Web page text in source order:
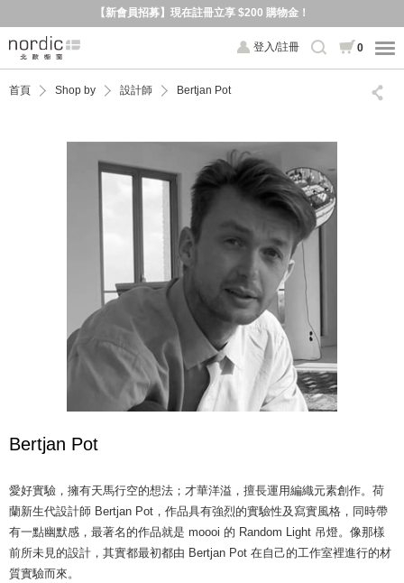
【新會員招募】現在註冊立享 $200 購物金！
登入/註冊 0
首頁 Shop by 設計師 Bertjan Pot
Bertjan Pot
愛好實驗，擁有天馬行空的想法；才華洋溢，擅長運用編織元素創作。荷
蘭新生代設計師 Bertjan Pot，作品具有強烈的實驗性及寫實風格，同時帶
有一點幽默感，最著名的作品就是 moooi 的 Random Light 吊燈。像那樣
前所未見的設計，其實都最初都由 Bertjan Pot 在自己的工作室裡進行的材
質實驗而來。